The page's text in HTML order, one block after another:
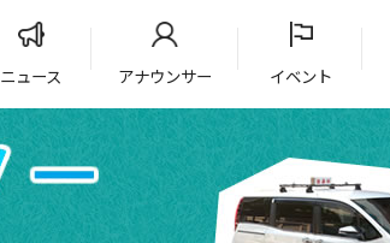
ニュース アナウンサー イベント